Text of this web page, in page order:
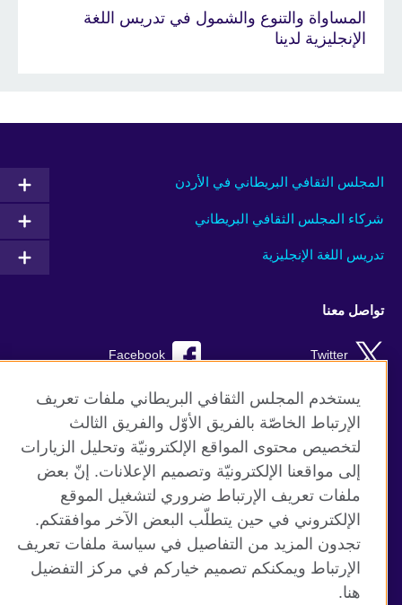
المساواة والتنوع والشمول في تدريس اللغة
الإنجليزية لدينا
المجلس الثقافي البريطاني في الأردن
شركاء المجلس الثقافي البريطاني
تدريس اللغة الإنجليزية
تواصل معنا
Facebook Twitter
YouTube RSS
TikTok
موقع المجلس الثقافي البريطاني العالمي
الخصوصية وشروط الاستخدام
ملفات تعريف الإرتباط
خارطة الموقع
يستخدم المجلس الثقافي البريطاني ملفات تعريف
الإرتباط الخاصّة بالفريق الأوّل والفريق الثالث
لتخصيص محتوى المواقع الإلكترونيّة وتحليل الزيارات
إلى مواقعنا الإلكترونيّة وتصميم الإعلانات. إنّ بعض
ملفات تعريف الإرتباط ضروري لتشغيل الموقع
الإلكتروني في حين يتطلّب البعض الآخر موافقتكم.
تجدون المزيد من التفاصيل في سياسة ملفات تعريف
الإرتباط ويمكنكم تصميم خياركم في مركز التفضيل
هنا.